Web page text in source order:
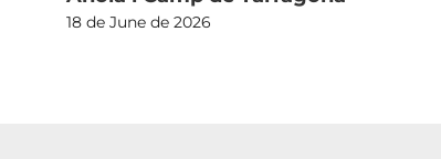
18 de June de 2026